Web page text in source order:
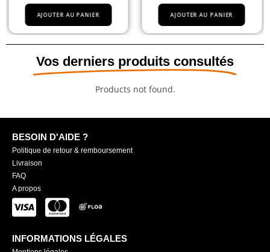
AJOUTER AU PANIER AJOUTER AU PANIER
Vos derniers produits consultés
Products not found.
BESOIN D'AIDE ?
Politique de retour & remboursement
Livraison
FAQ
A propos
INFORMATIONS LÉGALES